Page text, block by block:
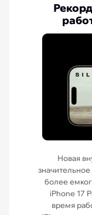
Новая
более
iPhone 17
время